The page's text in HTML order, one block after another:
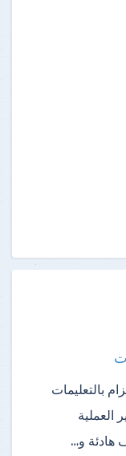
بالتعليمات
العملية
هادئة و…